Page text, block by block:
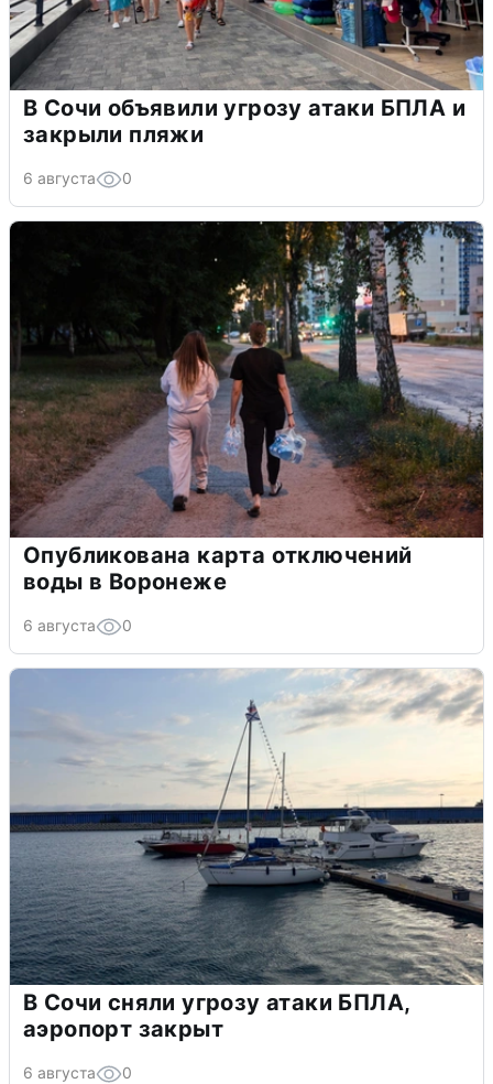
В Сочи объявили угрозу атаки БПЛА и
закрыли пляжи
6 августа 0
Опубликована карта отключений
воды в Воронеже
6 августа 0
В Сочи сняли угрозу атаки БПЛА,
аэропорт закрыт
6 августа 0